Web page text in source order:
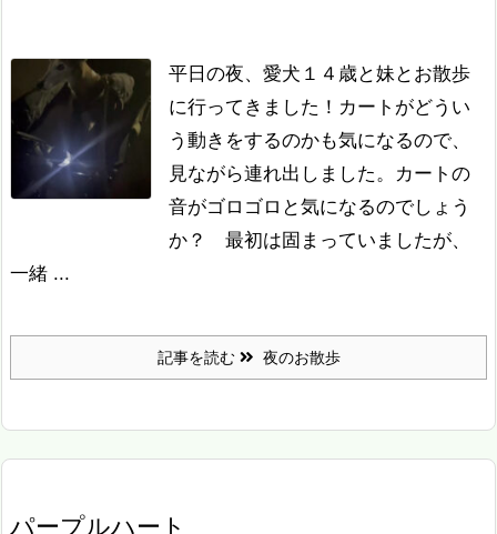
平日の夜、愛犬１４歳と妹とお散歩
に行ってきました！ カートがどうい
う動きをするのかも気になるので、
見ながら連れ出しました。
カートの
音がゴロゴロと気になるのでしょう
か？ 最初は固まっていましたが、
一緒 ...
記事を読む 夜のお散歩
パープルハート